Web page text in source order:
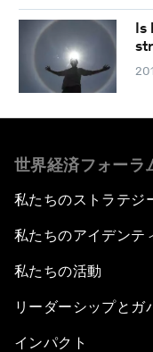
世界経済フォーラ
私たちのストラテジ
私たちのアイデンテ
私たちの活動
リーダーシップとガ
インパクト